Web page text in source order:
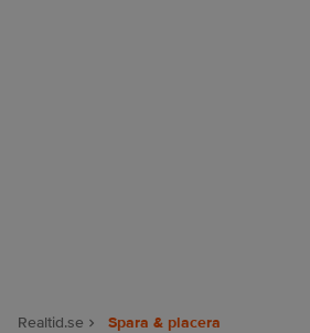
Realtid.se Spara & placera